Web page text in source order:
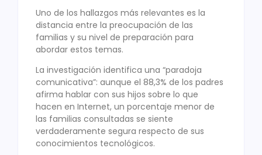
Uno de los hallazgos más relevantes es la
distancia entre la preocupación de las
familias y su nivel de preparación para
abordar estos temas.
La investigación identifica una “paradoja
comunicativa”: aunque el 88,3% de los padres
afirma hablar con sus hijos sobre lo que
hacen en Internet, un porcentaje menor de
las familias consultadas se siente
verdaderamente segura respecto de sus
conocimientos tecnológicos.